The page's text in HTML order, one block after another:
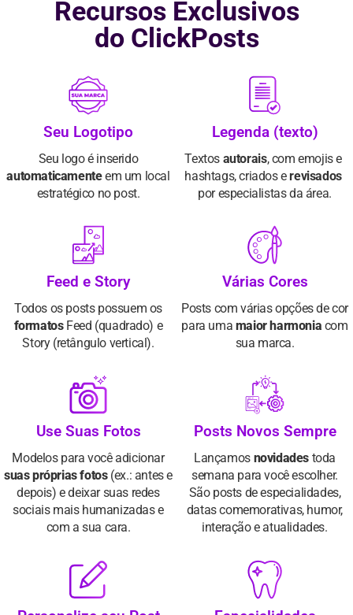
Recursos Exclusivos
do ClickPosts
Seu Logotipo
Seu logo é inserido
automaticamenteem um local
estratégico no post.
Legenda (texto)
Textos autorais, com emojis e
hashtags, criados e revisados
por especialistas da área.
Feed e Story
Todos os posts possuem os
formatosFeed (quadrado) e
Story (retângulo vertical).
Várias Cores
Posts com várias opções de cor
para uma maior harmonia com
sua marca.
Use Suas Fotos
Modelos para você adicionar
suas próprias fotos(ex.: antes e
depois) e deixar suas redes
sociais mais humanizadas e
com a sua cara.
Posts Novos Sempre
Lançamos novidadestoda
semana para você escolher.
São posts de especialidades,
datas comemorativas, humor,
interação e atualidades.